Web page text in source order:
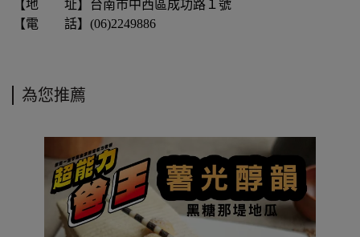
【地 址】台南市中西區成功路１號
【電 話】(06)2249886
為您推薦